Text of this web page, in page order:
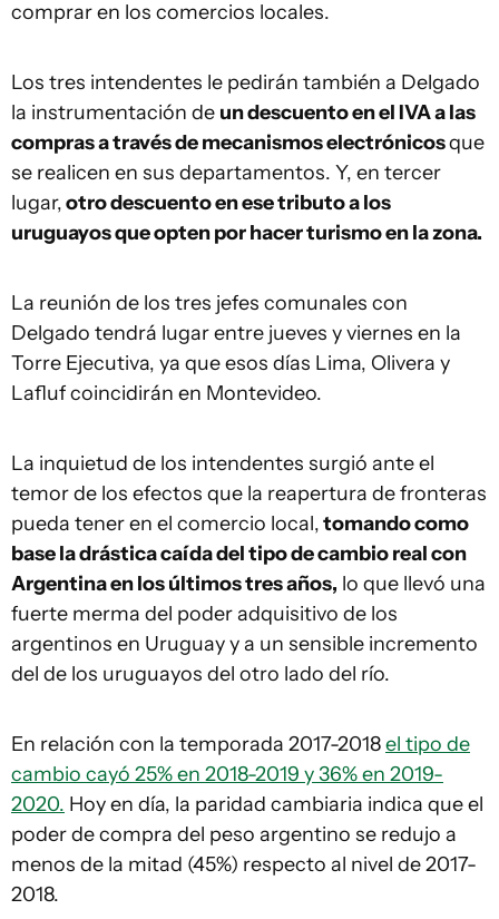
comprar en los comercios locales.
Los tres intendentes le pedirán también a Delgado
la instrumentación de un descuento en el IVA a las
compras a través de mecanismos electrónicosque
se realicen en sus departamentos. Y, en tercer
lugar,otro descuento en ese tributo a los
uruguayos que opten por hacer turismo en la zona.
La reunión de los tres jefes comunales con
Delgado tendrá lugar entre jueves y viernes en la
Torre Ejecutiva, ya que esos días Lima, Olivera y
Lafluf coincidirán en Montevideo.
La inquietud de los intendentes surgió ante el
temor de los efectos que la reapertura de fronteras
pueda tener en el comercio local,tomando como
base la drástica caída del tipo de cambio real con
Argentina en los últimos tres años, lo que llevó una
fuerte merma del poder adquisitivo de los
argentinos en Uruguay y a un sensible incremento
del de los uruguayos del otro lado del río.
En relación con la temporada 2017-2018el tipo de
cambio cayó 25% en 2018-2019 y 36% en 2019-
2020. Hoy en día, la paridad cambiaria indica que el
poder de compra del peso argentino se redujo a
menos de la mitad (45%) respecto al nivel de 2017-
2018.